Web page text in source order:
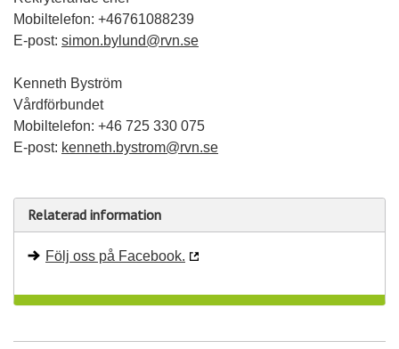
Mobiltelefon: +46761088239
E-post: simon.bylund@rvn.se
Kenneth Byström
Vårdförbundet
Mobiltelefon: +46 725 330 075
E-post: kenneth.bystrom@rvn.se
Relaterad information
Följ oss på Facebook.